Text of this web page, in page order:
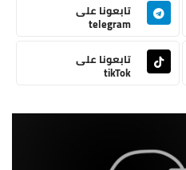
تابعونا على
telegram
تابعونا على
tikTok